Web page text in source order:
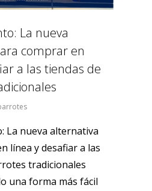
La nueva
comprar en
a las tiendas de
La nueva alternativa
línea y desafiar a las
tradicionales
una forma más fácil